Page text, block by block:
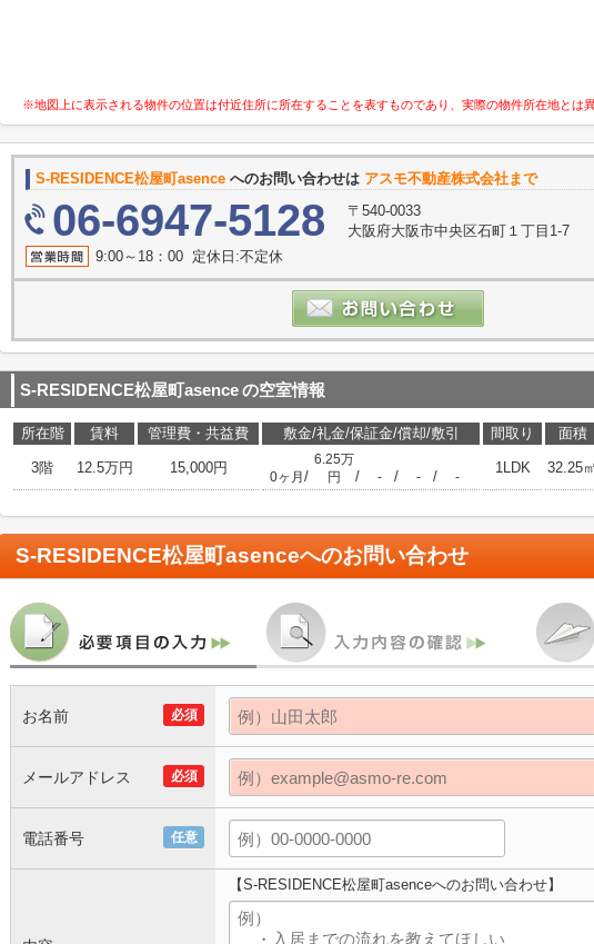
※地図上に表示される物件の位置は付近住所に所在することを表すものであり、実際の物件所在地とは
S-RESIDENCE松屋町asence へのお問い合わせは アスモ不動産株式会社まで
06-6947-5128
〒540-0033
大阪府大阪市中央区石町１丁目1-7
9:00～18：00 定休日:不定休
S-RESIDENCE松屋町asenceの空室情報
所在階 賃料 管理費・共益費 敷金/礼金/保証金/償却/敷引 間取り 面積
3階
12.5万円 15,000円
0ヶ月 /
6.25万
円
/ - / - / -
1LDK 32.25㎡
S-RESIDENCE松屋町asenceへのお問い合わせ
必須
お名前
必須
メールアドレス
任意
電話番号
【S-RESIDENCE松屋町asenceへのお問い合わせ】